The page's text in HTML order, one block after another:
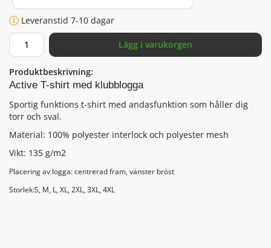
Leveranstid 7-10 dagar
Lägg i varukorgen
Produktbeskrivning:
Active T-shirt med klubblogga
Sportig funktions t-shirt med andasfunktion som håller dig
torr och sval.
Material: 100% polyester interlock och polyester mesh
Vikt: 135 g/m2
Placering av logga: centrerad fram, vänster bröst
Storlek:S, M, L, XL, 2XL, 3XL, 4XL